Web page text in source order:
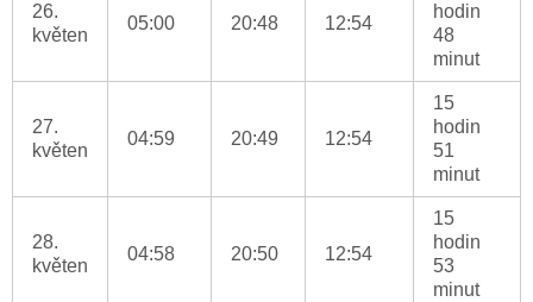
26.
květen
05:00 20:48 12:54
hodin
48
minut
27.
květen
04:59 20:49 12:54
15
hodin
51
minut
28.
květen
04:58 20:50 12:54
15
hodin
53
minut